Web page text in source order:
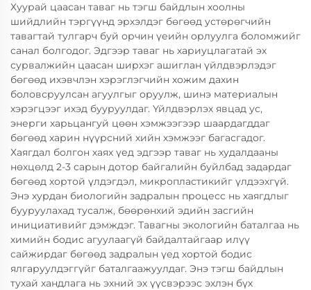
Хуурай цаасан таваг нь тэгш байдлын хоолны
шийдлийн тэргүүнд эрхэлдэг бөгөөд устөрөгчийн
тавагтай тулгарч буй орчин үеийн орлуулга боломжийг
санал болгодог. Эдгээр таваг нь хариуцлагатай эх
сурвалжийн цаасан ширхэг ашиглан үйлдвэрлэдэг
бөгөөд ихэвчлэн хэрэглэгчийн хожим дахин
боловсруулсан агуулгыг оруулж, шинэ материалын
хэрэгцээг ихэд бууруулдаг. Үйлдвэрлэх явцад ус,
энерги харьцангуй цөөн хэмжээгээр шаардагддаг
бөгөөд харин нүүрсний хийн хэмжээг багасгадог.
Хаягдал болгон хаях үед эдгээр таваг нь худалдааны
нөхцөлд 2-3 сарын дотор байгалийн буйлбад задардаг
бөгөөд хортой үлдэгдэл, микропластикийг үлдээхгүй.
Энэ хурдан биологийн задралын процесс нь хаягдлыг
бууруулахад тусалж, бөөрөнхий эдийн засгийн
инициативийг дэмждэг. Тавагны экологийн баталгаа нь
химийн бодис агуулаагүй байдалтайгаар илүү
сайжирдаг бөгөөд задралын үед хортой бодис
ялгаруулдэггүйг баталгаажуулдаг. Энэ тэгш байдлын
тухай хандлага нь эхний эх үүсвэрээс эхлэн бүх